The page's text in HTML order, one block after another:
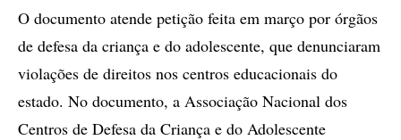
O documento atende petição feita em março por órgãos
de defesa da criança e do adolescente, que denunciaram
violações de direitos nos centros educacionais do
estado. No documento, a Associação Nacional dos
Centros de Defesa da Criança e do Adolescente